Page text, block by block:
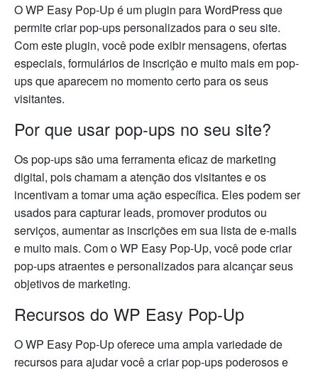
O WP Easy Pop-Up é um plugin para WordPress que
permite criar pop-ups personalizados para o seu site.
Com este plugin, você pode exibir mensagens, ofertas
especiais, formulários de inscrição e muito mais em pop-
ups que aparecem no momento certo para os seus
visitantes.
Por que usar pop-ups no seu site?
Os pop-ups são uma ferramenta eficaz de marketing
digital, pois chamam a atenção dos visitantes e os
incentivam a tomar uma ação específica. Eles podem ser
usados para capturar leads, promover produtos ou
serviços, aumentar as inscrições em sua lista de e-mails
e muito mais. Com o WP Easy Pop-Up, você pode criar
pop-ups atraentes e personalizados para alcançar seus
objetivos de marketing.
Recursos do WP Easy Pop-Up
O WP Easy Pop-Up oferece uma ampla variedade de
recursos para ajudar você a criar pop-ups poderosos e